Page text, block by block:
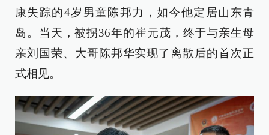
康失踪的4岁男童陈邦力，如今他定居山东青
岛。当天，被拐36年的崔元茂，终于与亲生母
亲刘国荣、大哥陈邦华实现了离散后的首次正
式相见。